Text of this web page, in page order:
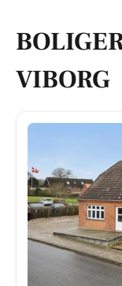
VIBORG